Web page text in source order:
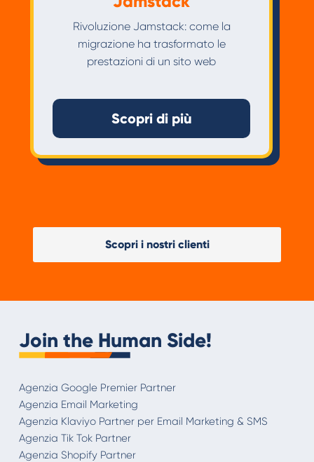
Rivoluzione Jamstack: come la
migrazione ha trasformato le
prestazioni di un sito web
Scopri di più
Scopri i nostri clienti
Join the Human Side!
Agenzia Google Premier Partner
Agenzia Email Marketing
Agenzia Klaviyo Partner per Email Marketing & SMS
Agenzia Tik Tok Partner
Agenzia Shopify Partner